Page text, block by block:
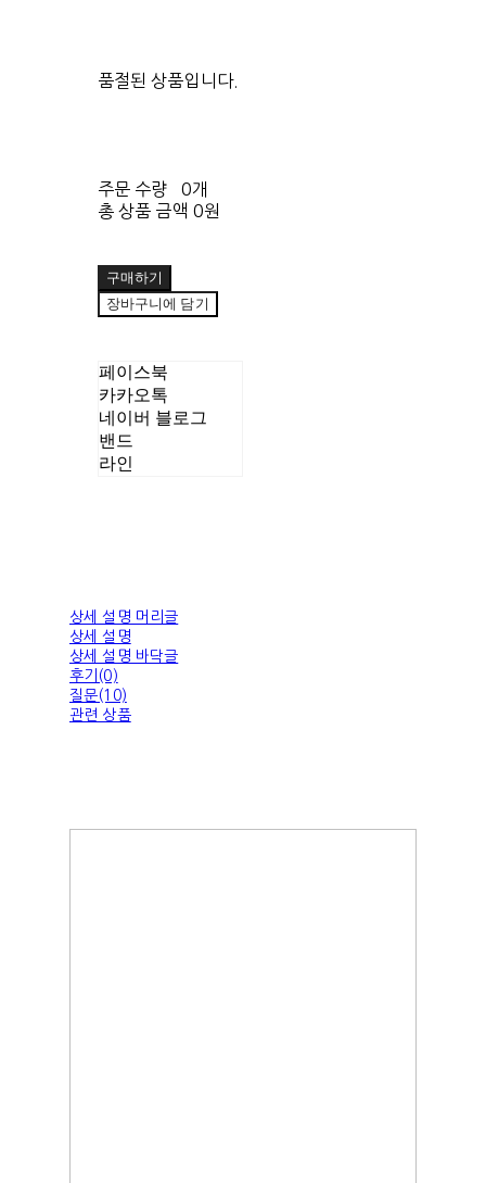
품절된 상품입니다.
주문 수량
0개
총 상품 금액 0원
구매하기
장바구니에 담기
페이스북
카카오톡
네이버 블로그
밴드
라인
상세 설명 머리글
상세 설명
상세 설명 바닥글
후기(0)
질문(10)
관련 상품